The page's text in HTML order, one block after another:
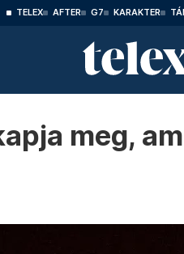
TELEX AFTER G7 KARAKTER
meg,